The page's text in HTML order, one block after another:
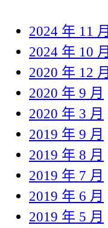
2024 年 11 月
2024 年 10 月
2020 年 12 月
2020 年 9 月
2020 年 3 月
2019 年 9 月
2019 年 8 月
2019 年 7 月
2019 年 6 月
2019 年 5 月